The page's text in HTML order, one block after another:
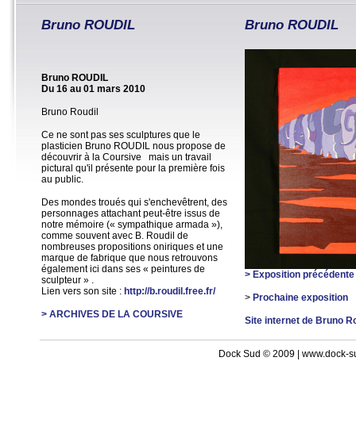
Bruno ROUDIL
Bruno ROUDIL
Du 16 au 01 mars 2010
Bruno Roudil
Ce ne sont pas ses sculptures que le
plasticien Bruno ROUDIL nous propose de
découvrir à la Coursive mais un travail
pictural qu'il présente pour la première fois
au public.
Des mondes troués qui s'enchevêtrent, des
personnages attachant peut-être issus de
notre mémoire (« sympathique armada »),
comme souvent avec B. Roudil de
nombreuses propositions oniriques et une
marque de fabrique que nous retrouvons
également ici dans ses « peintures de
sculpteur » .
Lien vers son site : http://b.roudil.free.fr/
> ARCHIVES DE LA COURSIVE
Bruno ROUDIL
> Exposition précédente
> Prochaine exposition
Site internet de Bruno
Dock Sud © 2009 | www.dock-